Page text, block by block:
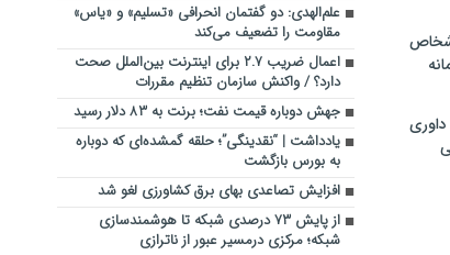
علم‌الهدی: دو گفتمان انحرافی «تسلیم» و «یاس»
مقاومت را تضعیف می‌کند
اعمال ضریب ۲.۷ برای اینترنت بین‌الملل صحت
دارد؟ / واکنش سازمان تنظیم مقررات
جهش دوباره قیمت نفت؛ برنت به ۸۳ دلار رسید
یادداشت | “نقدینگی”؛ حلقه گمشده‌ای که دوباره
به بورس بازگشت
افزایش تصاعدی بهای برق کشاورزی لغو شد
از پایش ۷۳ درصدی شبکه تا هوشمندسازی
شبکه؛ مرکزی درمسیر عبور از ناترازی